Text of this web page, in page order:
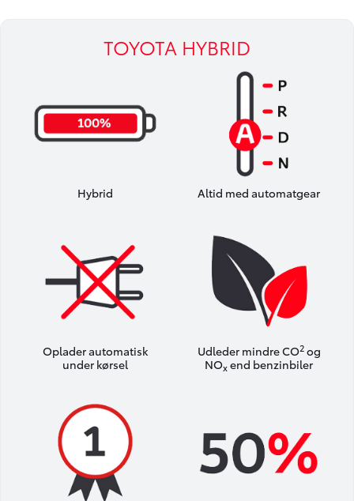
TOYOTA HYBRID
Hybrid Altid med automatgear
Oplader automatisk
under kørsel
Udleder mindre CO2og
NOxend benzinbiler